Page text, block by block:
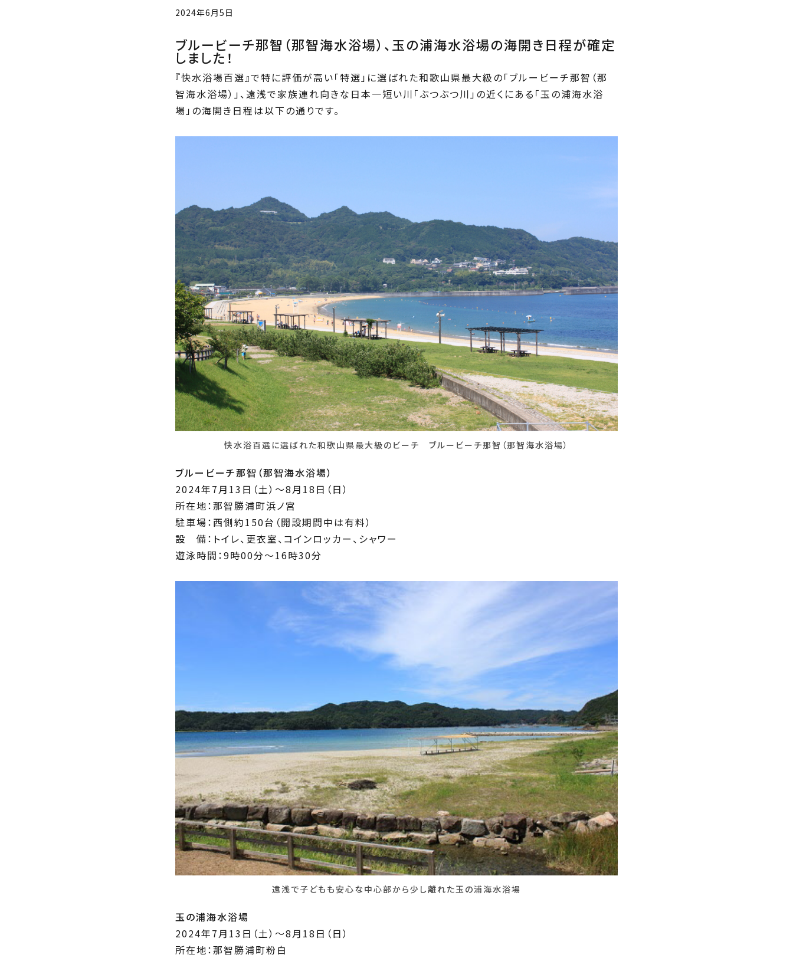
2024年6月5日
ブルービーチ那智（那智海水浴場）、玉の浦海水浴場の海開き日程が確定
しました！
『快水浴場百選』で特に評価が高い「特選」に選ばれた和歌山県最大級の「ブルービーチ那智（那
智海水浴場）」、遠浅で家族連れ向きな日本一短い川「ぶつぶつ川」の近くにある「玉の浦海水浴
場」の海開き日程は以下の通りです。
快水浴百選に選ばれた和歌山県最大級のビーチ ブルービーチ那智（那智海水浴場）
ブルービーチ那智（那智海水浴場）
2024年7月13日（土）～8月18日（日）
所在地：那智勝浦町浜ノ宮
駐車場：西側約150台（開設期間中は有料）
設 備：トイレ、更衣室、コインロッカー、シャワー
遊泳時間：9時00分～16時30分
遠浅で子どもも安心な中心部から少し離れた玉の浦海水浴場
玉の浦海水浴場
2024年7月13日（土）～8月18日（日）
所在地：那智勝浦町粉白